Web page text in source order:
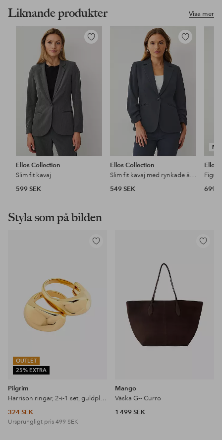
Visa mer
Liknande produkter
Lägg
Ellos Collection
Slim fit kavaj
599 SEK
Lägg
favoriter
Ellos Collection
Slim fit kavaj med rynkade ärmar
549 SEK
Ellos
699
Styla som på bilden
OUTLET
25% EXTRA
Lägg
Pilgrim
Harrison ringar, 2-i-1 set, guldpläterade
324 SEK
Ursprungligt pris 499 SEK
Lägg
Mango
Väska G-- Curro
1 499 SEK